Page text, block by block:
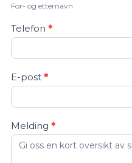
For- og etternavn
Telefon *
E-post *
Melding *